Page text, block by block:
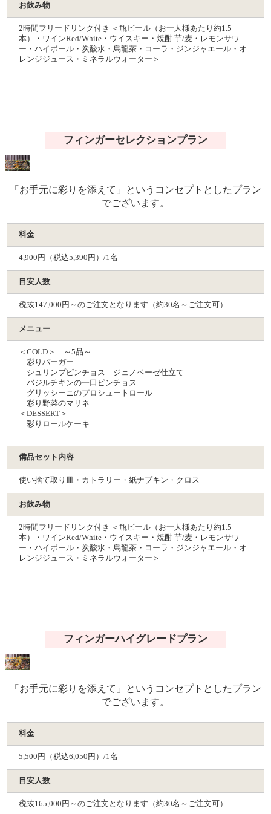
お飲み物
2時間フリードリンク付き ＜瓶ビール（お一人様あたり約1.5
本）・ワインRed/White・ウイスキー・焼酎 芋/麦・レモンサワ
ー・ハイボール・炭酸水・烏龍茶・コーラ・ジンジャエール・オ
レンジジュース・ミネラルウォーター＞
フィンガーセレクションプラン
「お手元に彩りを添えて」というコンセプトとしたプラン
でございます。
料金
4,900円（税込5,390円）/1名
目安人数
税抜147,000円～のご注文となります（約30名～ご注文可）
メニュー
＜COLD＞ ～5品～
彩りバーガー
シュリンプピンチョス ジェノベーゼ仕⽴て
バジルチキンの一口ピンチョス
グリッシーニのプロシュートロール
彩り野菜のマリネ
＜DESSERT＞
彩りロールケーキ
備品セット内容
使い捨て取り皿・カトラリー・紙ナプキン・クロス
お飲み物
2時間フリードリンク付き ＜瓶ビール（お一人様あたり約1.5
本）・ワインRed/White・ウイスキー・焼酎 芋/麦・レモンサワ
ー・ハイボール・炭酸水・烏龍茶・コーラ・ジンジャエール・オ
レンジジュース・ミネラルウォーター＞
フィンガーハイグレードプラン
「お手元に彩りを添えて」というコンセプトとしたプラン
でございます。
料金
5,500円（税込6,050円）/1名
目安人数
税抜165,000円～のご注文となります（約30名～ご注文可）